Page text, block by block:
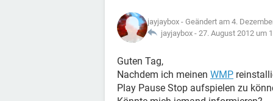
jayjaybox - Geändert am 4.
jayjaybox - 27. August 2012 um
Guten Tag,
Nachdem ich meinen WMP
Play Pause Stop aufspielen zu